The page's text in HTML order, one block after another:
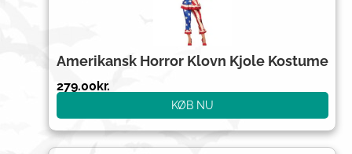
Amerikansk Horror Klovn Kjole Kostume
279.00kr.
KØB NU